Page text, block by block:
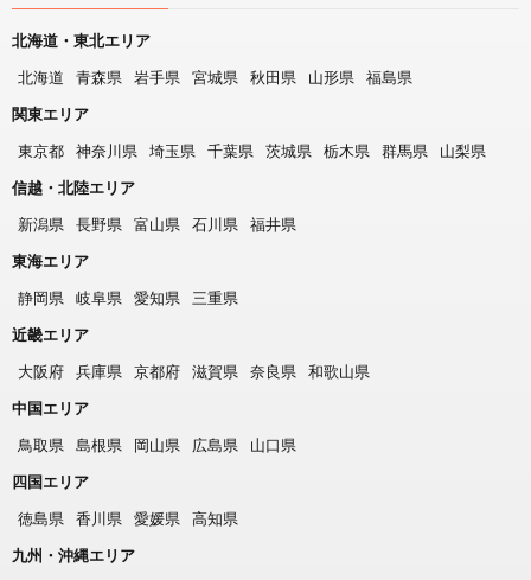
北海道・東北エリア
北海道
青森県 岩手県 宮城県 秋田県 山形県
福島県
関東エリア
東京都
神奈川県 埼玉県 千葉県 茨城県 栃木県 群馬県
山梨県
信越・北陸エリア
新潟県
長野県 富山県 石川県
福井県
東海エリア
静岡県
岐阜県 愛知県
三重県
近畿エリア
大阪府
兵庫県 京都府 滋賀県 奈良県
和歌山県
中国エリア
鳥取県
島根県 岡山県 広島県
山口県
四国エリア
徳島県
香川県 愛媛県
高知県
九州・沖縄エリア